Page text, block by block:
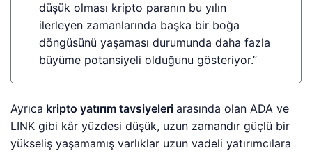
düşük olması kripto paranın bu yılın
ilerleyen zamanlarında başka bir boğa
döngüsünü yaşaması durumunda daha fazla
büyüme potansiyeli olduğunu gösteriyor.”
Ayrıca kripto yatırım tavsiyeleri arasında olan ADA ve
LINK gibi kâr yüzdesi düşük, uzun zamandır güçlü bir
yükseliş yaşamamış varlıklar uzun vadeli yatırımcılara